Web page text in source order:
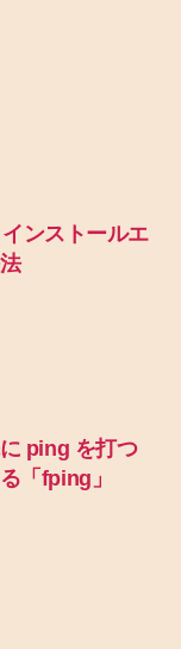
ンストールエ
ping を打つ
「fping」